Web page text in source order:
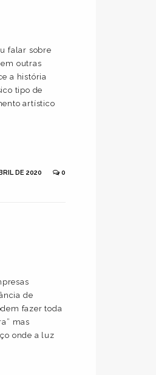
falar sobre
outras
a história
tipo de
artístico
DE 2020 0
de
fazer toda
mas
onde a luz